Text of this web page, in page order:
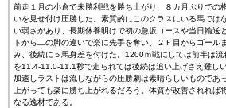
前走１月の小倉で未勝利戦を勝ち上がり、８カ月ぶりでの
いを見せ付け圧勝した。素質的にこのクラスにいる馬では
い弱さがあり、長期休養明けで初の急坂コースや当日輸送
トから二の脚の違いで楽に先手を奪い、２Ｆ目からゴール
み、後続に５馬身差を付けた。1200ｍ戦にしては前半は
を11.4-11.0-11.1秒で走られては後続は追い上げさえ難し
加速しラストは流しながらの圧勝劇は素晴らしいものであ
上がっても楽に勝ち上がれるだろう。体質が改善されれば
なる逸材である。